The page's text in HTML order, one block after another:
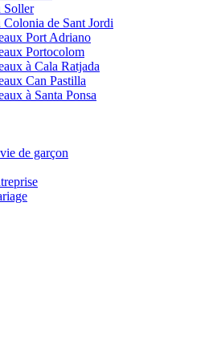
Soller
de Sant Jordi
Port Adriano
Portocolom
à Cala Ratjada
Can Pastilla
à Santa Ponsa
de garçon